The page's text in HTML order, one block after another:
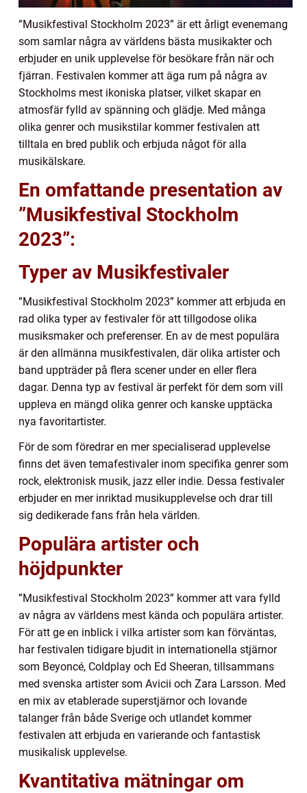
”Musikfestival Stockholm 2023” är ett årligt evenemang
som samlar några av världens bästa musikakter och
erbjuder en unik upplevelse för besökare från när och
fjärran. Festivalen kommer att äga rum på några av
Stockholms mest ikoniska platser, vilket skapar en
atmosfär fylld av spänning och glädje. Med många
olika genrer och musikstilar kommer festivalen att
tilltala en bred publik och erbjuda något för alla
musikälskare.
En omfattande presentation av
”Musikfestival Stockholm
2023”:
Typer av Musikfestivaler
”Musikfestival Stockholm 2023” kommer att erbjuda en
rad olika typer av festivaler för att tillgodose olika
musiksmaker och preferenser. En av de mest populära
är den allmänna musikfestivalen, där olika artister och
band uppträder på flera scener under en eller flera
dagar. Denna typ av festival är perfekt för dem som vill
uppleva en mängd olika genrer och kanske upptäcka
nya favoritartister.
För de som föredrar en mer specialiserad upplevelse
finns det även temafestivaler inom specifika genrer som
rock, elektronisk musik, jazz eller indie. Dessa festivaler
erbjuder en mer inriktad musikupplevelse och drar till
sig dedikerade fans från hela världen.
Populära artister och
höjdpunkter
”Musikfestival Stockholm 2023” kommer att vara fylld
av några av världens mest kända och populära artister.
För att ge en inblick i vilka artister som kan förväntas,
har festivalen tidigare bjudit in internationella stjärnor
som Beyoncé, Coldplay och Ed Sheeran, tillsammans
med svenska artister som Avicii och Zara Larsson. Med
en mix av etablerade superstjärnor och lovande
talanger från både Sverige och utlandet kommer
festivalen att erbjuda en varierande och fantastisk
musikalisk upplevelse.
Kvantitativa mätningar om